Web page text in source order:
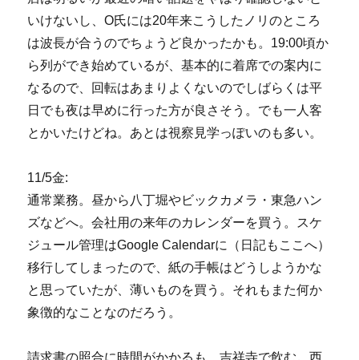
いけないし、O氏には20年来こうしたノリのところ
は波長が合うのでちょうど良かったかも。19:00頃か
ら列ができ始めているが、基本的に着席での案内に
なるので、回転はあまりよくないのでしばらくは平
日でも夜は早めに行った方が良さそう。でも一人客
とかいたけどね。あとは視察見学っぽいのも多い。
11/5金:
通常業務。昼から八丁堀やビックカメラ・東急ハン
ズなどへ。会社用の来年のカレンダーを買う。スケ
ジュール管理はGoogle Calendarに（日記もここへ）
移行してしまったので、紙の手帳はどうしようかな
と思っていたが、薄いものを買う。それもまた何か
象徴的なことなのだろう。